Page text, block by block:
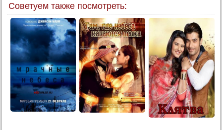
12 серия
13 серия
14 серия
15 серия
16 серия
17 серия
18 серия
19 серия
Советуем также посмотреть: